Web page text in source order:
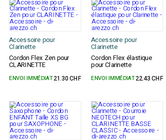
Accessoire pour
Clarinette
Accessoire pour
Clarinette
Cordon Flex Zen pour
CLARINETTE
Cordon Flex élastique
pour Clarinette
ENVOI IMMÉDIAT21.30 CHF ENVOI IMMÉDIAT22.43 CHF